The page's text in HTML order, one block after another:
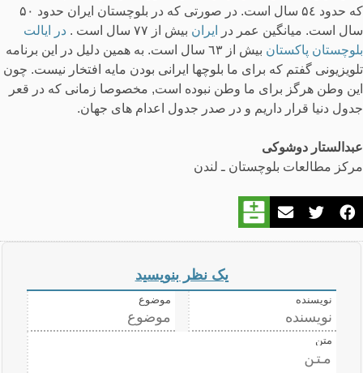
که حدود ۵٤ سال است. در صورتی که در بلوچستان ایران حدود ۵٠
سال است. میانگین عمر در
ایران بیش از ٧٧ سال است .
در ایالت
بلوچستان پاکستان
بیش از ٦۳ سال است. به همین دلیل در این برنامه
تلویزیونی گفتم که برای ما بلوچها ایرانی بودن مایه افتخار نیست. چون
این وطن هرگز برای ما وطن نبوده است, مخصوصا زمانی که در قعر
جدول دنیا قرار داریم و در صدر جدول اعدام های جهان.
عبدالستار دوشوکی
مرکز مطالعات بلوچستان ـ لندن
یک نظر بنویسید
نویسنده موضوع
متن